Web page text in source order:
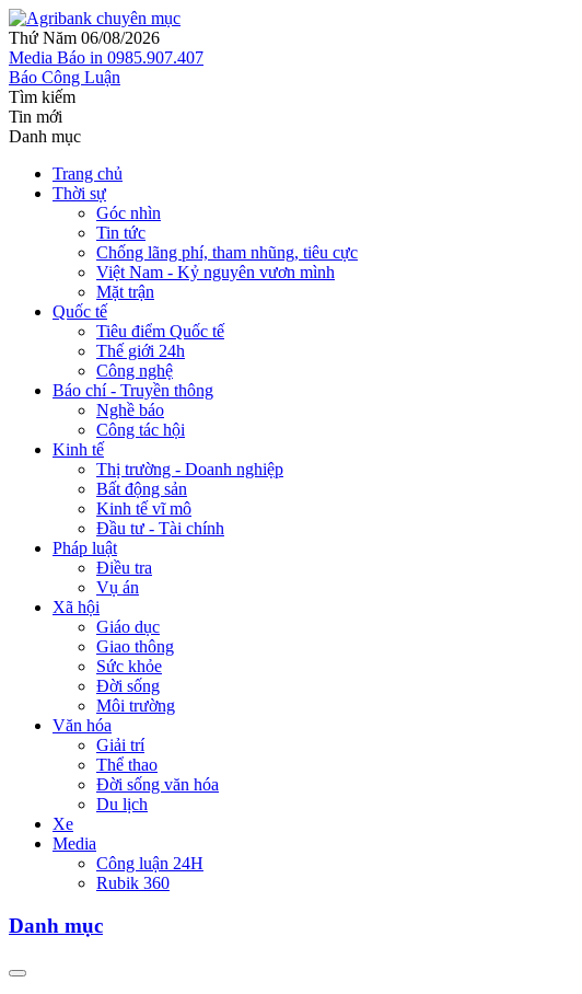
Thứ Năm 06/08/2026
Media Báo in 0985.907.407
Báo Công Luận
Tìm kiếm
Tin mới
Danh mục
Trang chủ
Thời sự
Góc nhìn
Tin tức
Chống lãng phí, tham nhũng, tiêu cực
Việt Nam - Kỷ nguyên vươn mình
Mặt trận
Quốc tế
Tiêu điểm Quốc tế
Thế giới 24h
Công nghệ
Báo chí - Truyền thông
Nghề báo
Công tác hội
Kinh tế
Thị trường - Doanh nghiệp
Bất động sản
Kinh tế vĩ mô
Đầu tư - Tài chính
Pháp luật
Điều tra
Vụ án
Xã hội
Giáo dục
Giao thông
Sức khỏe
Đời sống
Môi trường
Văn hóa
Giải trí
Thể thao
Đời sống văn hóa
Du lịch
Xe
Media
Công luận 24H
Rubik 360
Danh mục